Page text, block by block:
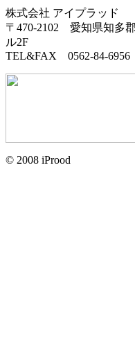
株式会社 アイプラッド
〒470-2102 愛知県知多
ル2F
TEL&FAX 0562-84-6956
© 2008 iProod